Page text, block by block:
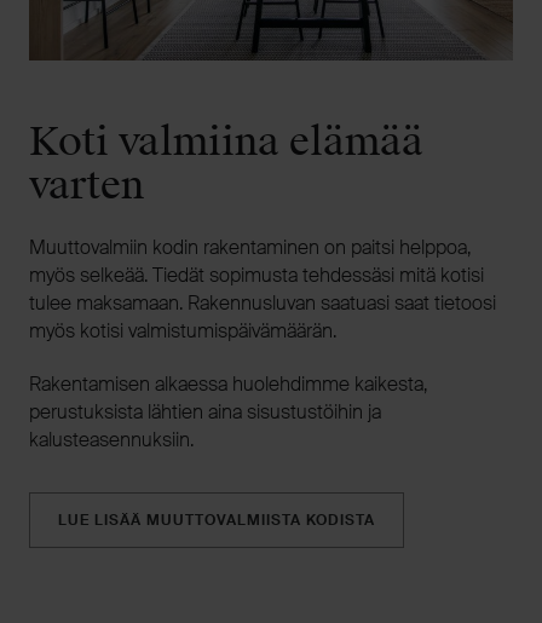
Koti valmiina elämää
varten
Muuttovalmiin kodin rakentaminen on paitsi helppoa,
myös selkeää. Tiedät sopimusta tehdessäsi mitä kotisi
tulee maksamaan. Rakennusluvan saatuasi saat tietoosi
myös kotisi valmistumispäivämäärän.
Rakentamisen alkaessa huolehdimme kaikesta,
perustuksista lähtien aina sisustustöihin ja
kalusteasennuksiin.
LUE LISÄÄ MUUTTOVALMIISTA KODISTA